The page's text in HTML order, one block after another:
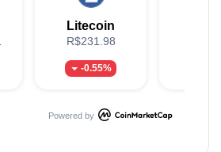
Litecoin
R$231.98
-0.55%
Powered by